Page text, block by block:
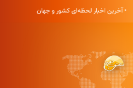
• آخرین اخبار لحظه‌ای کشور و جهان